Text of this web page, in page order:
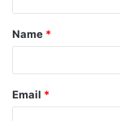
t
*
Name *
Email *